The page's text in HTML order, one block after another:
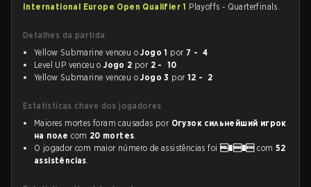
International Europe Open Qualifier 1 Playoffs - Quarterfinals.
Detalhes da partida
Yellow Submarine venceu oJogo 1 por 7 - 4
Level UP venceu oJogo 2 por 2 - 10
Yellow Submarine venceu oJogo 3 por 12 - 2
Estatísticas chave dos jogadores
Maiores mortes foram causadas por Огузок сильнейший игрок
на поле com 20 mortes.
O jogador com maior número de assistências foi ��com 52
assistências.